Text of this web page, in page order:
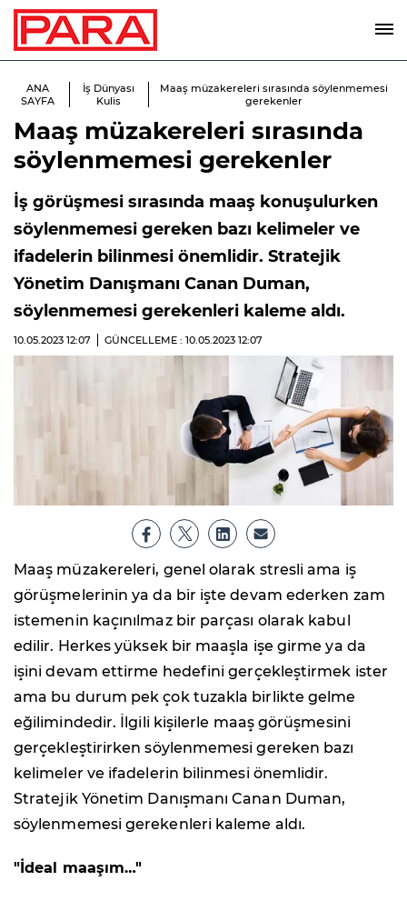
ANA
SAYFA
İş Dünyası
Kulis
Maaş müzakereleri sırasında söylenmemesi
gerekenler
Maaş müzakereleri sırasında
söylenmemesi gerekenler
İş görüşmesi sırasında maaş konuşulurken
söylenmemesi gereken bazı kelimeler ve
ifadelerin bilinmesi önemlidir. Stratejik
Yönetim Danışmanı Canan Duman,
söylenmemesi gerekenleri kaleme aldı.
10.05.2023 12:07 GÜNCELLEME : 10.05.2023 12:07
Maaş müzakereleri, genel olarak stresli ama iş
görüşmelerinin ya da bir işte devam ederken zam
istemenin kaçınılmaz bir parçası olarak kabul
edilir. Herkes yüksek bir maaşla işe girme ya da
işini devam ettirme hedefini gerçekleştirmek ister
ama bu durum pek çok tuzakla birlikte gelme
eğilimindedir. İlgili kişilerle maaş görüşmesini
gerçekleştirirken söylenmemesi gereken bazı
kelimeler ve ifadelerin bilinmesi önemlidir.
Stratejik Yönetim Danışmanı Canan Duman,
söylenmemesi gerekenleri kaleme aldı.
"İdeal maaşım…"